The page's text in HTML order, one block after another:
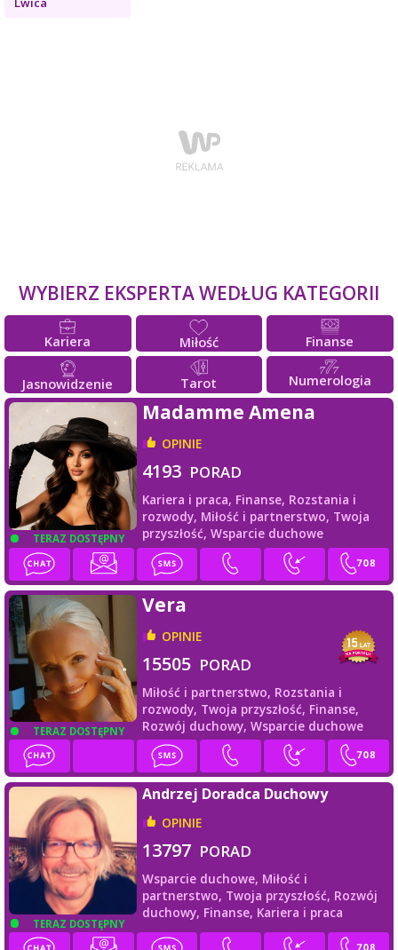
WYBIERZ EKSPERTA WEDŁUG KATEGORII
Kariera Miłość Finanse
Jasnowidzenie Tarot Numerologia
TERAZ DOSTĘPNY
Madamme Amena
OPINIE
4193 PORAD
Kariera i praca, Finanse, Rozstania i
rozwody, Miłość i partnerstwo, Twoja
przyszłość, Wsparcie duchowe
TERAZ DOSTĘPNY
Vera
OPINIE
15505 PORAD
Miłość i partnerstwo, Rozstania i
rozwody, Twoja przyszłość, Finanse,
Rozwój duchowy, Wsparcie duchowe
TERAZ DOSTĘPNY
Andrzej Doradca Duchowy
OPINIE
13797 PORAD
Wsparcie duchowe, Miłość i
partnerstwo, Twoja przyszłość, Rozwój
duchowy, Finanse, Kariera i praca